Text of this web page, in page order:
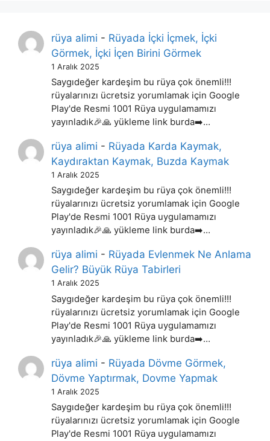
rüya alimi - Rüyada İçki İçmek, İçki
Görmek, İçki İçen Birini Görmek
1 Aralık 2025
Saygıdeğer kardeşim bu rüya çok önemli!!!
rüyalarınızı ücretsiz yorumlamak için Google
Play'de Resmi 1001 Rüya uygulamamızı
yayınladık🎉🙏 yükleme link burda➡️…
rüya alimi - Rüyada Karda Kaymak,
Kaydıraktan Kaymak, Buzda Kaymak
1 Aralık 2025
Saygıdeğer kardeşim bu rüya çok önemli!!!
rüyalarınızı ücretsiz yorumlamak için Google
Play'de Resmi 1001 Rüya uygulamamızı
yayınladık🎉🙏 yükleme link burda➡️…
rüya alimi - Rüyada Evlenmek Ne Anlama
Gelir? Büyük Rüya Tabirleri
1 Aralık 2025
Saygıdeğer kardeşim bu rüya çok önemli!!!
rüyalarınızı ücretsiz yorumlamak için Google
Play'de Resmi 1001 Rüya uygulamamızı
yayınladık🎉🙏 yükleme link burda➡️…
rüya alimi - Rüyada Dövme Görmek,
Dövme Yaptırmak, Dovme Yapmak
1 Aralık 2025
Saygıdeğer kardeşim bu rüya çok önemli!!!
rüyalarınızı ücretsiz yorumlamak için Google
Play'de Resmi 1001 Rüya uygulamamızı